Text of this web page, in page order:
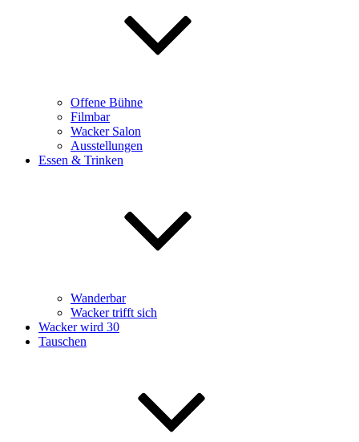
Offene Bühne
Filmbar
Wacker Salon
Ausstellungen
Essen & Trinken
Wanderbar
Wacker trifft sich
Wacker wird 30
Tauschen